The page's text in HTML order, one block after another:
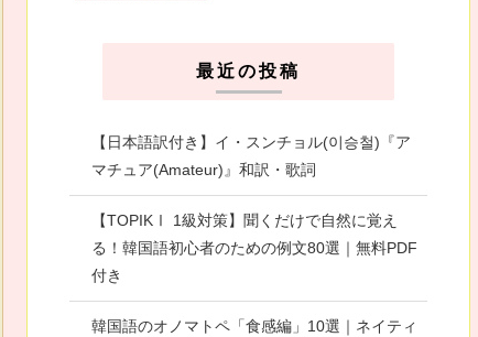
最近の投稿
【日本語訳付き】イ・スンチョル(이승철)『ア
マチュア(Amateur)』和訳・歌詞
【TOPIKⅠ 1級対策】聞くだけで自然に覚え
る！韓国語初心者のための例文80選｜無料PDF
付き
韓国語のオノマトペ「食感編」10選｜ネイティ